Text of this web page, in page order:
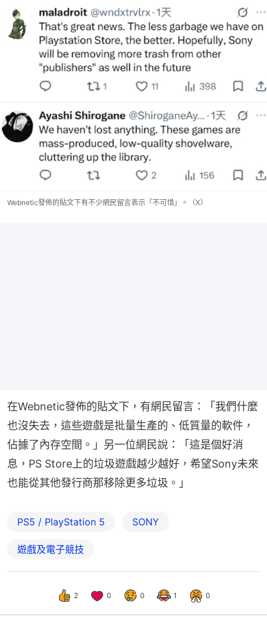
Webnetic發佈的貼文下有不少網民留言表示「不可惜」。（X）
在Webnetic發佈的貼文下，有網民留言：「我們什麼
也沒失去，這些遊戲是批量生產的、低質量的軟件，
佔據了內存空間。」另一位網民說：「這是個好消
息，PS Store上的垃圾遊戲越少越好，希望Sony未來
也能從其他發行商那移除更多垃圾。」
PS5 / PlayStation 5 SONY
遊戲及電子競技
2 0 0 1 0